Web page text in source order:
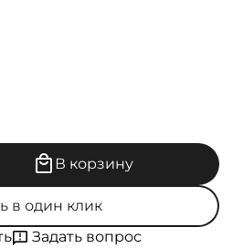
В корзину
в один клик
Задать вопрос